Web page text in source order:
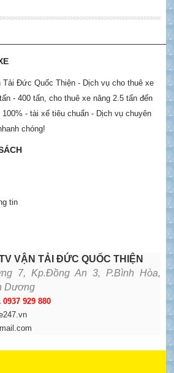
Tải Đức Quốc Thiện - Dịch vụ cho thuê xe
- 400 tấn, cho thuê xe nâng 2.5 tấn đến
- tài xế tiêu chuẩn - Dịch vụ chuyên
chóng!
tin
VẬN TẢI ĐỨC QUỐC THIỆN
7, Kp.Đồng An 3, P.Bình Hòa,
Dương
0937 929 880